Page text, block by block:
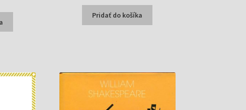
bola:
6,17 €.
je:
5,94 €.
Pridať do košíka